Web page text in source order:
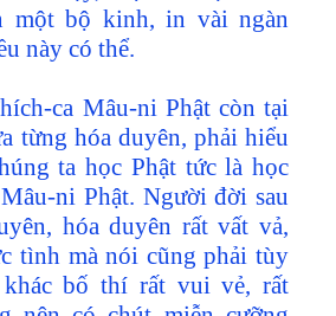
một bộ kinh, in vài ngàn
này có thể.
ca Mâu-ni Phật còn tại
từng hóa duyên, phải hiểu
ta học Phật tức là học
ni Phật. Người đời sau
hóa duyên rất vất vả,
tình mà nói cũng phải tùy
bố thí rất vui vẻ, rất